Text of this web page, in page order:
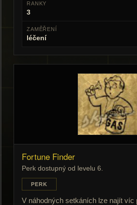
RANKY
3
ZAMĚŘENÍ
léčení
Fortune Finder
Perk dostupný od levelu 6.
PERK
V náhodných setkáních lze najít víc